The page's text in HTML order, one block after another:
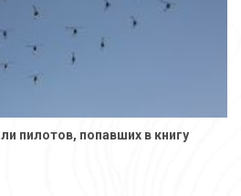
пилотов, попавших в книгу